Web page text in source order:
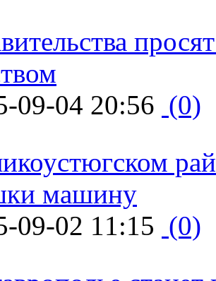
09-04 20:56 (0)
машину
09-02 11:15 (0)